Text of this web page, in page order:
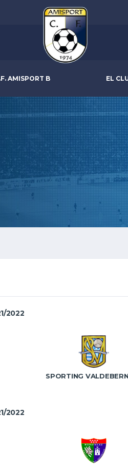
AMISPORT B EL
2022
2022